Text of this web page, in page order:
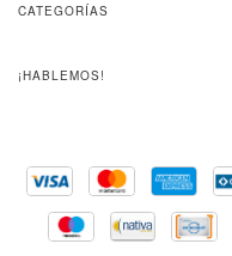
CATEGORÍAS
¡HABLEMOS!